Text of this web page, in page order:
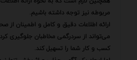
مربوطه نیز توجه داشته باشیم.
ارائه اطلاعات دقیق و کامل و اطمینان از
می‌تواند از سردرگمی مخاطبان جلوگیری کرده
کسب و کار شما را تسهیل کند.